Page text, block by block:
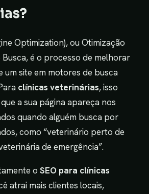
Optimization), ou Otimização
é o processo de melhorar
um site em motores de busca
clínicas veterinárias, isso
a sua página apareça nos
quando alguém busca por
como “veterinário perto de
de emergência”.
o SEO para clínicas
atrai mais clientes locais,